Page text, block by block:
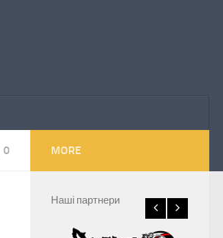
0 MORE
Наші партнери